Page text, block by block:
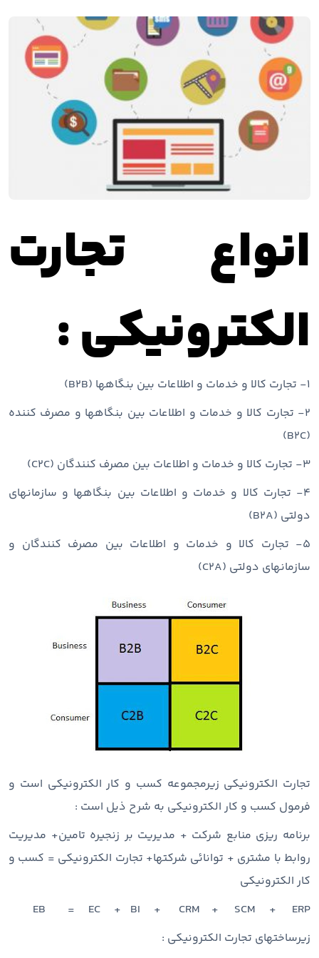
انواع تجارت
الکترونیکی :
۱- تجارت کالا و خدمات و اطلاعات بین بنگاهها (B2B)
۲- تجارت کالا و خدمات و اطلاعات بین بنگاهها و مصرف کننده
(B2C)
۳- تجارت کالا و خدمات و اطلاعات بین مصرف کنندگان (C2C)
۴- تجارت کالا و خدمات و اطلاعات بین بنگاهها و سازمانهای
دولتی (B2A)
۵- تجارت کالا و خدمات و اطلاعات بین مصرف کنندگان و
سازمانهای دولتی (C2A)
تجارت الکترونیکی زیرمجموعه کسب و کار الکترونیکی است و
فرمول کسب و کار الکترونیکی به شرح ذیل است :
برنامه ریزی منابع شرکت + مدیریت بر زنجیره تامین+ مدیریت
روابط با مشتری + توانائی شرکتها+ تجارت الکترونیکی = کسب و
کار الکترونیکی
EB = EC + BI + CRM + SCM + ERP
زیرساختهای تجارت الکترونیکی :